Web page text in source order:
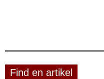
Find en artikel